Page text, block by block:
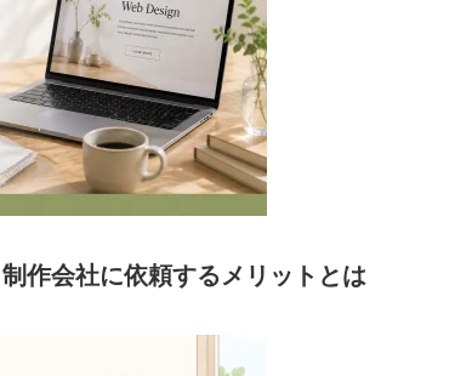
作会社に依頼するメリットとは